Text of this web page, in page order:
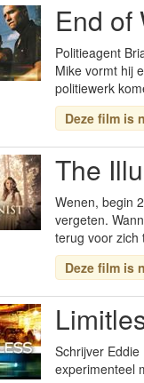
End of
Politieagent
Mike vormt hij
politiewerk
Deze film is
The
Wenen, begin
vergeten.
terug voor zich
Deze film is
Schrijver
experimenteel